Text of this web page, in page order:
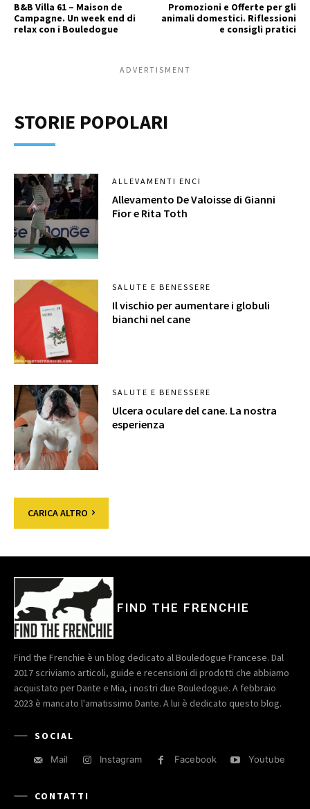
B&B Villa 61 – Maison de
Campagne. Un week end di
relax con i Bouledogue
Promozioni e Offerte per gli
animali domestici. Riflessioni
e consigli pratici
ADVERTISMENT
STORIE POPOLARI
ALLEVAMENTI ENCI
Allevamento De Valoisse di Gianni
Fior e Rita Toth
SALUTE E BENESSERE
Il vischio per aumentare i globuli
bianchi nel cane
SALUTE E BENESSERE
Ulcera oculare del cane. La nostra
esperienza
CARICA ALTRO
FIND THE FRENCHIE
Find the Frenchie è un blog dedicato al Bouledogue Francese. Dal
2017 scriviamo articoli, guide e recensioni di prodotti che abbiamo
acquistato per Dante e Mia, i nostri due Bouledogue. A febbraio
2023 è mancato l'amatissimo Dante. A lui è dedicato questo blog.
SOCIAL
Mail Instagram Facebook Youtube
CONTATTI